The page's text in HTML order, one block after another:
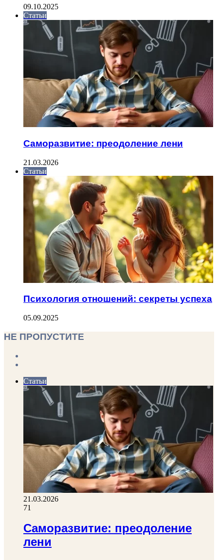
09.10.2025
Статьи
Саморазвитие: преодоление лени
21.03.2026
Статьи
Психология отношений: секреты успеха
05.09.2025
НЕ ПРОПУСТИТЕ
Статьи
21.03.2026
71
Саморазвитие: преодоление
лени